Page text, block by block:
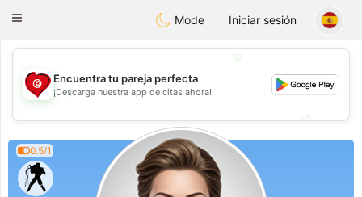
Tunisia Dating
Toggle
Mode Iniciar sesión
💖
💕
Encuentra tu pareja perfecta
¡Descarga nuestra app de citas ahora!
0.5/1